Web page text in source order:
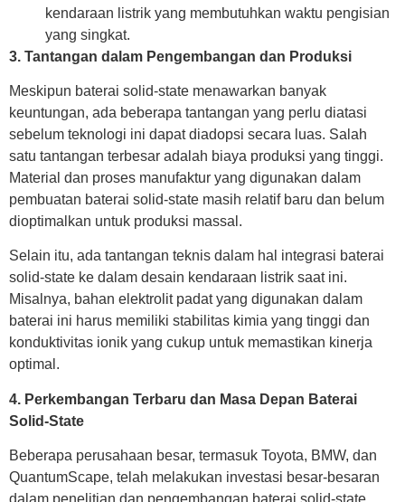
kendaraan listrik yang membutuhkan waktu pengisian
yang singkat.
3. Tantangan dalam Pengembangan dan Produksi
Meskipun baterai solid-state menawarkan banyak
keuntungan, ada beberapa tantangan yang perlu diatasi
sebelum teknologi ini dapat diadopsi secara luas. Salah
satu tantangan terbesar adalah biaya produksi yang tinggi.
Material dan proses manufaktur yang digunakan dalam
pembuatan baterai solid-state masih relatif baru dan belum
dioptimalkan untuk produksi massal.
Selain itu, ada tantangan teknis dalam hal integrasi baterai
solid-state ke dalam desain kendaraan listrik saat ini.
Misalnya, bahan elektrolit padat yang digunakan dalam
baterai ini harus memiliki stabilitas kimia yang tinggi dan
konduktivitas ionik yang cukup untuk memastikan kinerja
optimal.
4. Perkembangan Terbaru dan Masa Depan Baterai
Solid-State
Beberapa perusahaan besar, termasuk Toyota, BMW, dan
QuantumScape, telah melakukan investasi besar-besaran